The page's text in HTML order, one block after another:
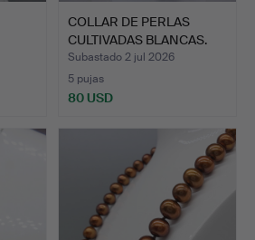
COLLAR DE PERLAS
CULTIVADAS BLANCAS.
Subastado 2 jul 2026
5 pujas
80 USD